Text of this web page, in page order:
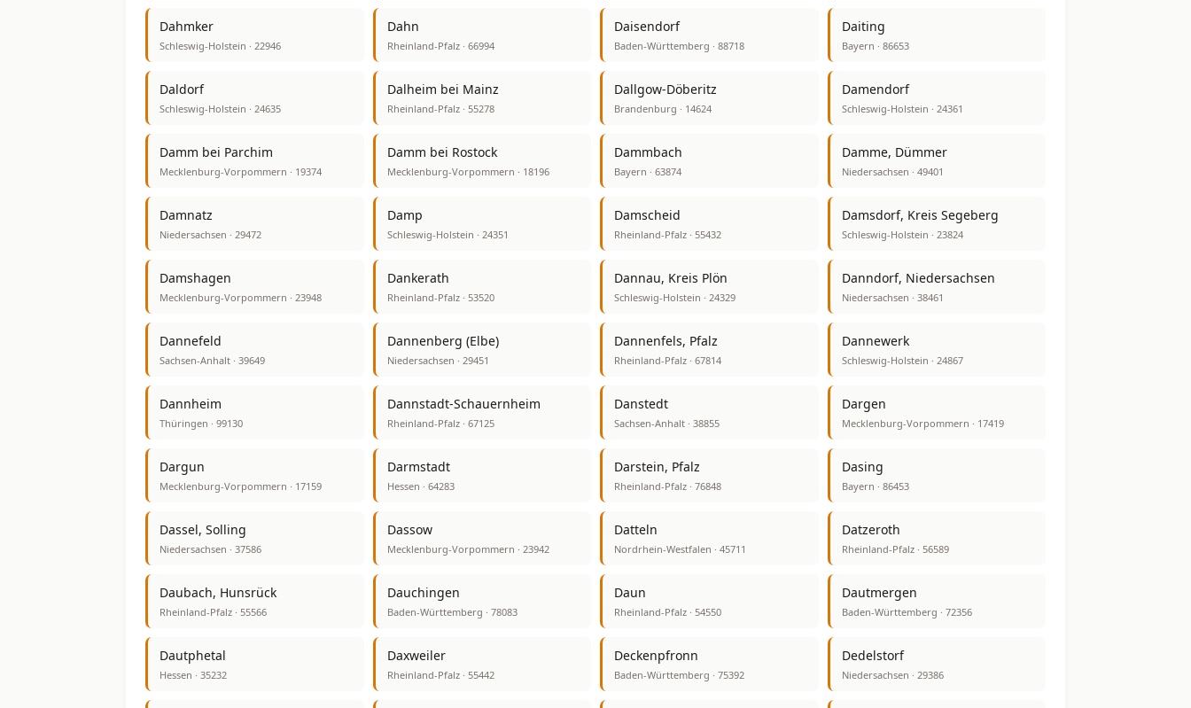
Dahmker
Schleswig-Holstein · 22946
Dahn
Rheinland-Pfalz · 66994
Daisendorf
Baden-Württemberg · 88718
Daiting
Bayern · 86653
Daldorf
Schleswig-Holstein · 24635
Dalheim bei Mainz
Rheinland-Pfalz · 55278
Dallgow-Döberitz
Brandenburg · 14624
Damendorf
Schleswig-Holstein · 24361
Damm bei Parchim
Mecklenburg-Vorpommern · 19374
Damm bei Rostock
Mecklenburg-Vorpommern · 18196
Dammbach
Bayern · 63874
Damme, Dümmer
Niedersachsen · 49401
Damnatz
Niedersachsen · 29472
Damp
Schleswig-Holstein · 24351
Damscheid
Rheinland-Pfalz · 55432
Damsdorf, Kreis Segeberg
Schleswig-Holstein · 23824
Damshagen
Mecklenburg-Vorpommern · 23948
Dankerath
Rheinland-Pfalz · 53520
Dannau, Kreis Plön
Schleswig-Holstein · 24329
Danndorf, Niedersachsen
Niedersachsen · 38461
Dannefeld
Sachsen-Anhalt · 39649
Dannenberg (Elbe)
Niedersachsen · 29451
Dannenfels, Pfalz
Rheinland-Pfalz · 67814
Dannewerk
Schleswig-Holstein · 24867
Dannheim
Thüringen · 99130
Dannstadt-Schauernheim
Rheinland-Pfalz · 67125
Danstedt
Sachsen-Anhalt · 38855
Dargen
Mecklenburg-Vorpommern · 17419
Dargun
Mecklenburg-Vorpommern · 17159
Darmstadt
Hessen · 64283
Darstein, Pfalz
Rheinland-Pfalz · 76848
Dasing
Bayern · 86453
Dassel, Solling
Niedersachsen · 37586
Dassow
Mecklenburg-Vorpommern · 23942
Datteln
Nordrhein-Westfalen · 45711
Datzeroth
Rheinland-Pfalz · 56589
Daubach, Hunsrück
Rheinland-Pfalz · 55566
Dauchingen
Baden-Württemberg · 78083
Daun
Rheinland-Pfalz · 54550
Dautmergen
Baden-Württemberg · 72356
Dautphetal
Hessen · 35232
Daxweiler
Rheinland-Pfalz · 55442
Deckenpfronn
Baden-Württemberg · 75392
Dedelstorf
Niedersachsen · 29386